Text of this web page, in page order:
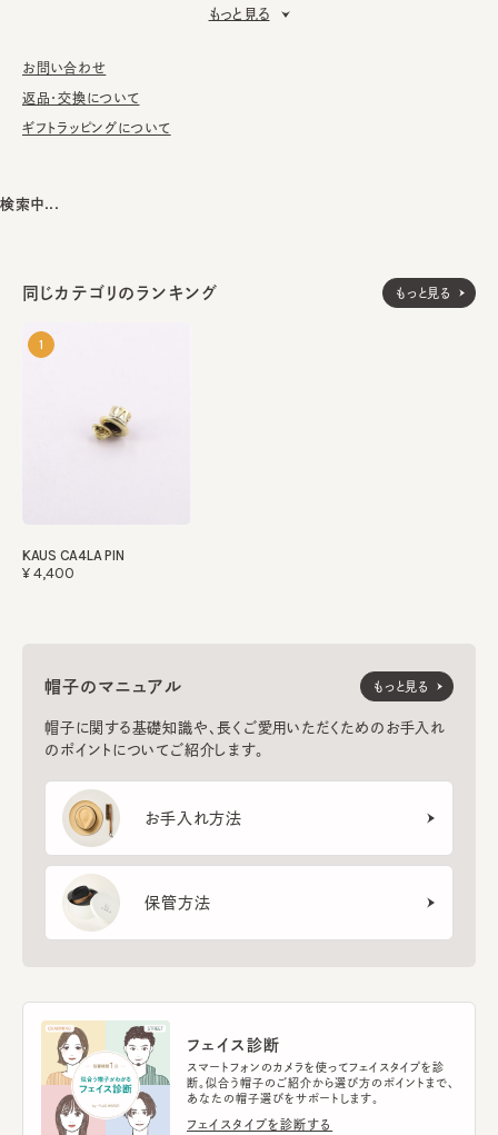
ス）”という言葉がブランド名に。日本国内の工場で生産しており、
われている。また、全てアンティーク仕上げの真鍮を使用。角、虫、
天使シリーズなど、帽子に付ける立体的なピンバッヂを中心に展
開。
もっと見る
お問い合わせ
返品・交換について
ギフトラッピングについて
同じカテゴリのランキング もっと見る
1
KAUS CA4LA PIN
¥4,400
帽子のマニュアル
帽子に関する基礎知識や、長くご愛用いただくためのお手入れ
のポイントについてご紹介します。
お手入れ方法
保管方法
もっと見る
フェイス診断
スマートフォンのカメラを使ってフェイスタイプを診
断。似合う帽子のご紹介から選び方のポイントまで、
あなたの帽子選びをサポートします。
フェイスタイプを診断する
検索中...